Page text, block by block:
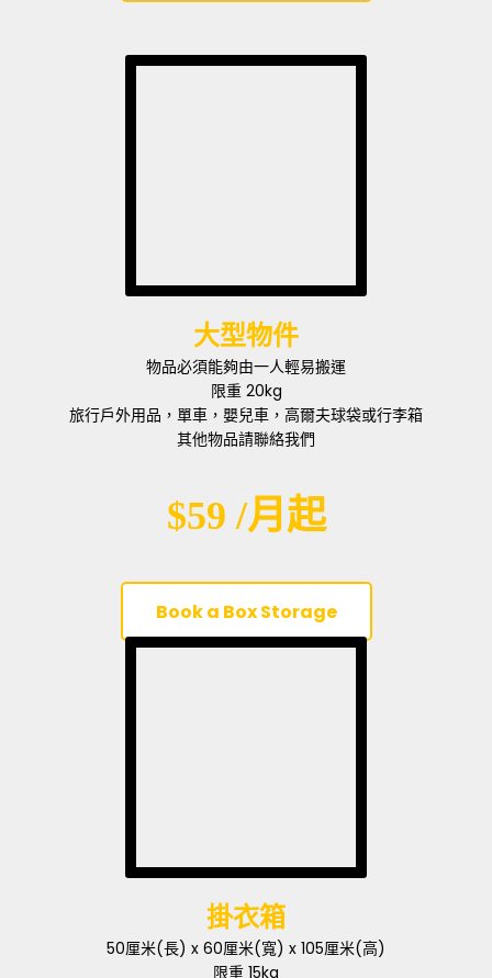
大型物件
物品必須能夠由一人輕易搬運
限重 20kg
旅行戶外用品，單車，嬰兒車，高爾夫球袋或行李箱
其他物品請聯絡我們
$59 /月起
Book a Box Storage
掛衣箱
50厘米(長) x 60厘米(寬) x 105厘米(高)
限重 15kg